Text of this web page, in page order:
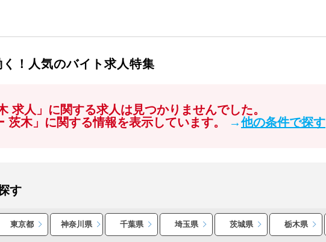
！人気のバイト求人特集
求人」に関する求人は見つかりませんでした。
茨木」に関する情報を表示しています。
→他の条件で探す
す
東京都 神奈川県 千葉県 埼玉県 茨城県 栃木県